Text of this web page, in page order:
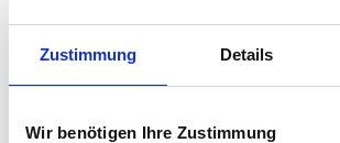
Zustimmung Details
Wir benötigen Ihre Zustimmung
622.300 €136 m 5Zi.